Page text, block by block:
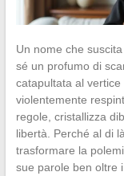
Un nome che
sé un profumo di
catapultata al
violentemente
regole, cristallizza
libertà. Perché al di
trasformare la
sue parole ben oltre